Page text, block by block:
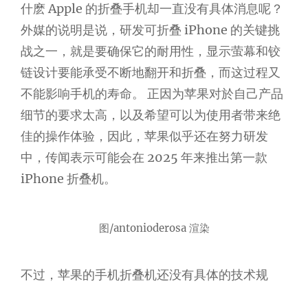
什麽 Apple 的折叠手机却一直没有具体消息呢？
外媒的说明是说，研发可折叠 iPhone 的关键挑
战之一，就是要确保它的耐用性，显示萤幕和铰
链设计要能承受不断地翻开和折叠，而这过程又
不能影响手机的寿命。 正因为苹果对於自己产品
细节的要求太高，以及希望可以为使用者带来绝
佳的操作体验，因此，苹果似乎还在努力研发
中，传闻表示可能会在 2025 年来推出第一款
iPhone 折叠机。
图/antonioderosa 渲染
不过，苹果的手机折叠机还没有具体的技术规